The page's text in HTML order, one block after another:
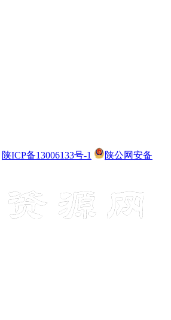
陕ICP备13006133号-1
陕公网安备